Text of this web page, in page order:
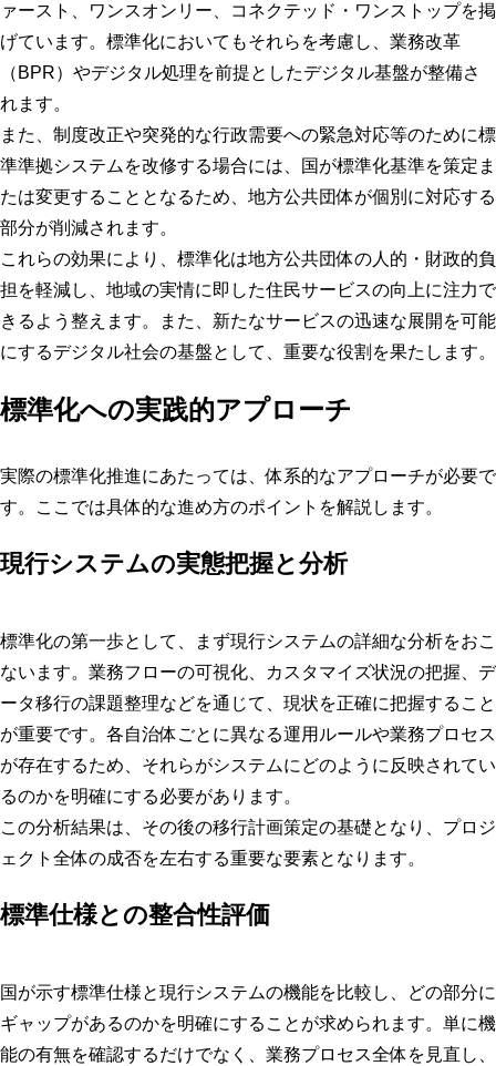
ァースト、ワンスオンリー、コネクテッド・ワンストップを掲
げています。標準化においてもそれらを考慮し、業務改革
（BPR）やデジタル処理を前提としたデジタル基盤が整備さ
れます。
また、制度改正や突発的な行政需要への緊急対応等のために標
準準拠システムを改修する場合には、国が標準化基準を策定ま
たは変更することとなるため、地方公共団体が個別に対応する
部分が削減されます。
これらの効果により、標準化は地方公共団体の人的・財政的負
担を軽減し、地域の実情に即した住民サービスの向上に注力で
きるよう整えます。また、新たなサービスの迅速な展開を可能
にするデジタル社会の基盤として、重要な役割を果たします。
標準化への実践的アプローチ
実際の標準化推進にあたっては、体系的なアプローチが必要で
す。ここでは具体的な進め方のポイントを解説します。
現行システムの実態把握と分析
標準化の第一歩として、まず現行システムの詳細な分析をおこ
ないます。業務フローの可視化、カスタマイズ状況の把握、デ
ータ移行の課題整理などを通じて、現状を正確に把握すること
が重要です。各自治体ごとに異なる運用ルールや業務プロセス
が存在するため、それらがシステムにどのように反映されてい
るのかを明確にする必要があります。
この分析結果は、その後の移行計画策定の基礎となり、プロジ
ェクト全体の成否を左右する重要な要素となります。
標準仕様との整合性評価
国が示す標準仕様と現行システムの機能を比較し、どの部分に
ギャップがあるのかを明確にすることが求められます。単に機
能の有無を確認するだけでなく、業務プロセス全体を見直し、